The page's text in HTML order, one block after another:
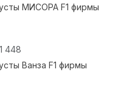
МИСОРА F1 фирмы
1 448
Ванза F1 фирмы